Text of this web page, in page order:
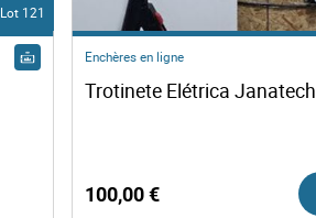
Lot 121
Enchères en ligne
100,00 €